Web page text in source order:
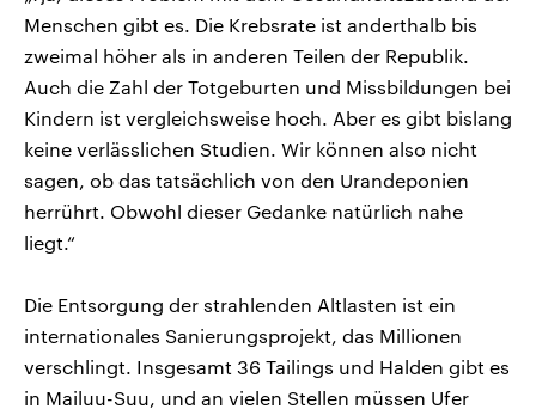
Menschen gibt es. Die Krebsrate ist anderthalb bis
zweimal höher als in anderen Teilen der Republik.
Auch die Zahl der Totgeburten und Missbildungen bei
Kindern ist vergleichsweise hoch. Aber es gibt bislang
keine verlässlichen Studien. Wir können also nicht
sagen, ob das tatsächlich von den Urandeponien
herrührt. Obwohl dieser Gedanke natürlich nahe
liegt.“
Die Entsorgung der strahlenden Altlasten ist ein
internationales Sanierungsprojekt, das Millionen
verschlingt. Insgesamt 36 Tailings und Halden gibt es
in Mailuu-Suu, und an vielen Stellen müssen Ufer